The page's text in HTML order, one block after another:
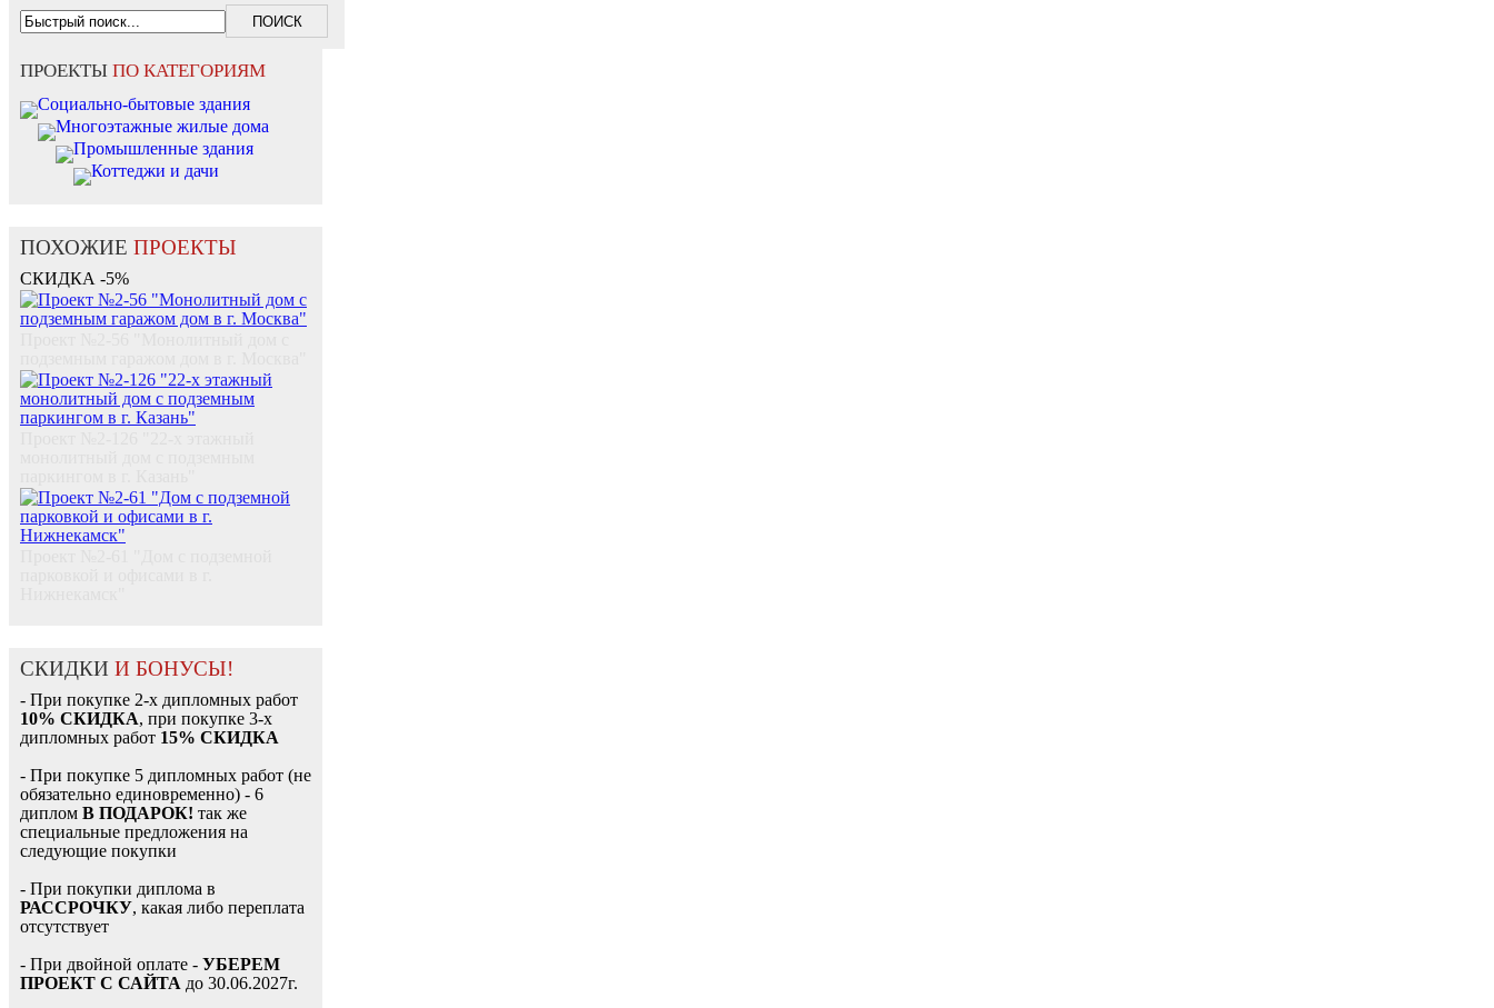
ПРОЕКТЫ ПО КАТЕГОРИЯМ
Социально-бытовые здания
Многоэтажные жилые дома
Промышленные здания
Коттеджи и дачи
ПОХОЖИЕ ПРОЕКТЫ
СКИДКА -5%
СКИДКИ И БОНУСЫ!
- При покупке 2-х дипломных работ
10% СКИДКА, при покупке 3-х
дипломных работ 15% СКИДКА
- При покупке 5 дипломных работ (не
обязательно единовременно) - 6
диплом В ПОДАРОК! так же
специальные предложения на
следующие покупки
- При покупки диплома в
РАССРОЧКУ, какая либо переплата
отсутствует
- При двойной оплате - УБЕРЕМ
ПРОЕКТ С САЙТА до 30.06.2027г.